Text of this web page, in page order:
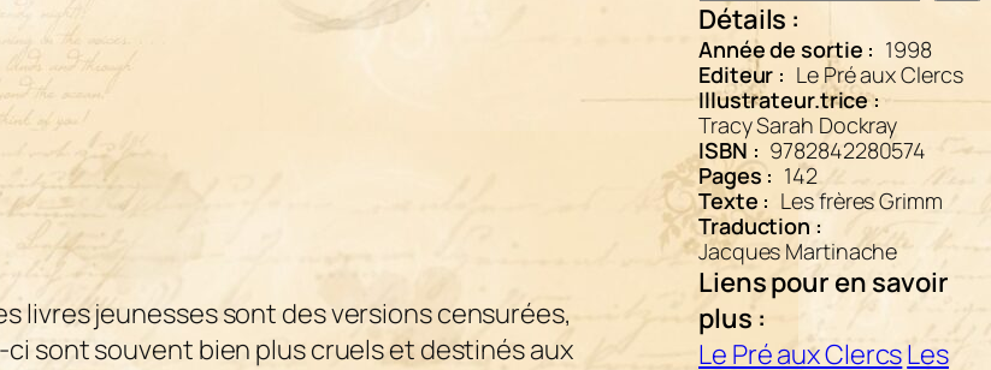
livres jeunesses sont des versions censurées,
sont souvent bien plus cruels et destinés aux
Détails :
Année de sortie : 1998
Editeur : Le Pré aux Clercs
Illustrateur.trice :
Tracy Sarah Dockray
ISBN : 9782842280574
Pages : 142
Texte : Les frères Grimm
Traduction :
Jacques Martinache
Liens pour en savoir
plus :
Le Pré aux ClercsLes